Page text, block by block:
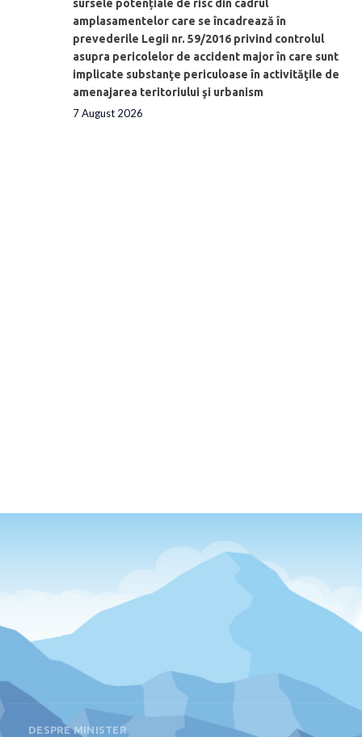
sursele potențiale de risc din cadrul
amplasamentelor care se încadrează în
prevederile Legii nr. 59/2016 privind controlul
asupra pericolelor de accident major în care sunt
implicate substanţe periculoase în activităţile de
amenajarea teritoriului şi urbanism
7 August 2026
DESPRE MINISTER